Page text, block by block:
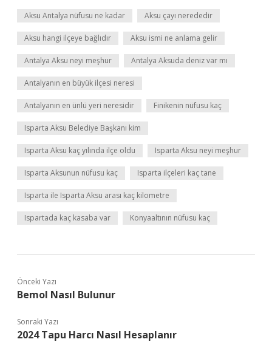
Aksu Antalya nüfusu ne kadar Aksu çayı nerededir
Aksu hangi ilçeye bağlıdır Aksu ismi ne anlama gelir
Antalya Aksu neyi meşhur Antalya Aksuda deniz var mı
Antalyanın en büyük ilçesi neresi
Antalyanın en ünlü yeri neresidir Finikenin nüfusu kaç
Isparta Aksu Belediye Başkanı kim
Isparta Aksu kaç yılında ilçe oldu Isparta Aksu neyi meşhur
Isparta Aksunun nüfusu kaç Isparta ilçeleri kaç tane
Isparta ile Isparta Aksu arası kaç kilometre
Ispartada kaç kasaba var Konyaaltının nüfusu kaç
Önceki Yazı
Bemol Nasıl Bulunur
Sonraki Yazı
2024 Tapu Harcı Nasıl Hesaplanır